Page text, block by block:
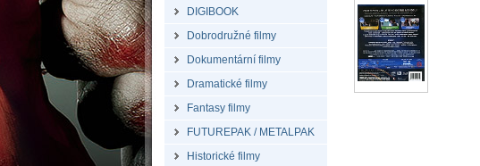
DIGIBOOK
Dobrodružné filmy
Dokumentární filmy
Dramatické filmy
Fantasy filmy
FUTUREPAK / METALPAK
Historické filmy